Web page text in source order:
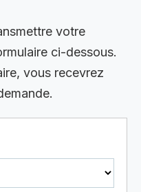
votre
ci-dessous.
vous recevrez